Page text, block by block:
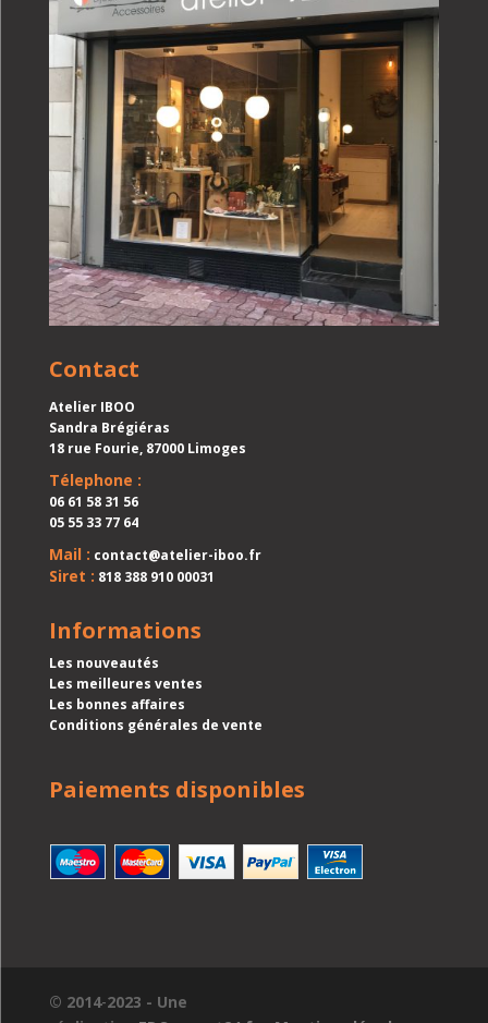
Contact
Atelier IBOO
Sandra Brégiéras
18 rue Fourie, 87000 Limoges
Télephone :
06 61 58 31 56
05 55 33 77 64
Mail : contact@atelier-iboo.fr
Siret : 818 388 910 00031
Informations
Les nouveautés
Les meilleures ventes
Les bonnes affaires
Conditions générales de vente
Paiements disponibles
© 2014-2023 - Une